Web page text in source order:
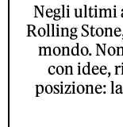
Negli ultimi
Rolling
mondo.
con idee,
posizione: